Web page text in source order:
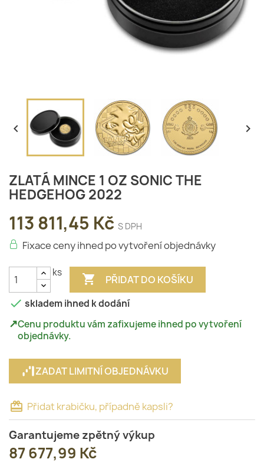
 
ZLATÁ MINCE 1 OZ SONIC THE
HEDGEHOG 2022
113 811,45 Kč S DPH
Fixace ceny ihned po vytvoření objednávky
ks  PŘIDAT DO KOŠÍKU
 skladem ihned k dodání
↗Cenu produktu vám zafixujeme ihned po vytvoření
objednávky.
ZADAT LIMITNÍ OBJEDNÁVKU
card_giftcard Přidat krabičku, případně kapsli?
Garantujeme zpětný výkup
87 677,99 Kč